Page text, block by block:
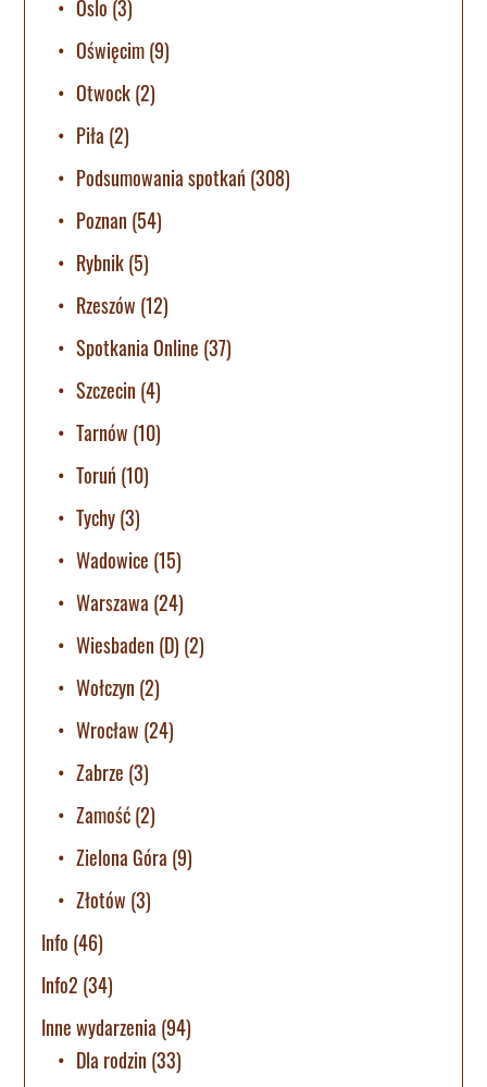
Oslo (3)
Oświęcim(9)
Otwock(2)
Piła (2)
Podsumowania spotkań (308)
Poznan (54)
Rybnik(5)
Rzeszów (12)
Spotkania Online (37)
Szczecin (4)
Tarnów (10)
Toruń (10)
Tychy(3)
Wadowice (15)
Warszawa (24)
Wiesbaden (D) (2)
Wołczyn (2)
Wrocław (24)
Zabrze (3)
Zamość(2)
Zielona Góra (9)
Złotów (3)
Info (46)
Info2 (34)
Inne wydarzenia (94)
Dla rodzin (33)